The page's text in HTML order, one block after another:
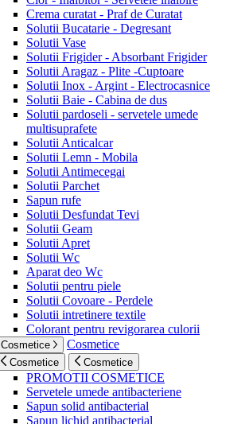
Crema curatat - Praf de Curatat
Solutii Bucatarie - Degresant
Solutii Vase
Solutii Frigider - Absorbant Frigider
Solutii Aragaz - Plite -Cuptoare
Solutii Inox - Argint - Electrocasnice
Solutii Baie - Cabina de dus
Solutii pardoseli - servetele umede
multisuprafete
Solutii Anticalcar
Solutii Lemn - Mobila
Solutii Antimecegai
Solutii Parchet
Sapun rufe
Solutii Desfundat Tevi
Solutii Geam
Solutii Apret
Solutii Wc
Aparat deo Wc
Solutii pentru piele
Solutii Covoare - Perdele
Solutii intretinere textile
Colorant pentru revigorarea culorii
Cosmetice Cosmetice
Cosmetice Cosmetice
PROMOTII COSMETICE
Servetele umede antibacteriene
Sapun solid antibacterial
Sapun lichid antibacterial